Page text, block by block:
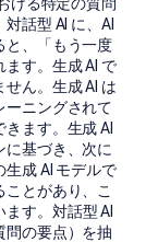
話型 AI に、AI
と、「もう一度
す。生成 AI で
ん。生成 AI は
ーニングされて
ます。生成 AI
基づき、次に
成 AI モデルで
とがあり、こ
ます。対話型 AI
問の要点）を抽